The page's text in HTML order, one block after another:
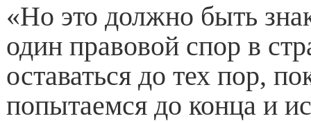
«Но это должно быть
один правовой спор в
оставаться до тех пор,
попытаемся до конца и